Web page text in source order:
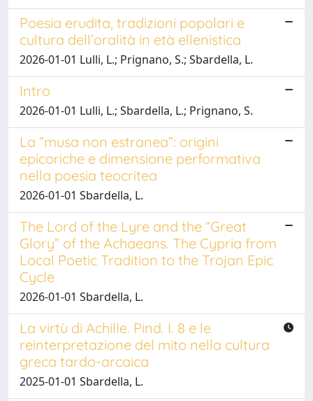
Poesia erudita, tradizioni popolari e
cultura dell’oralità in età ellenistica
2026-01-01 Lulli, L.; Prignano, S.; Sbardella, L.
Intro
2026-01-01 Lulli, L.; Sbardella, L.; Prignano, S.
La “musa non estranea”: origini
epicoriche e dimensione performativa
nella poesia teocritea
2026-01-01 Sbardella, L.
The Lord of the Lyre and the “Great
Glory” of the Achaeans. The Cypria from
Local Poetic Tradition to the Trojan Epic
Cycle
2026-01-01 Sbardella, L.
La virtù di Achille. Pind. I. 8 e le
reinterpretazione del mito nella cultura
greca tardo-arcaica
2025-01-01 Sbardella, L.